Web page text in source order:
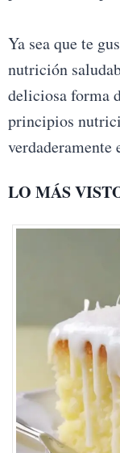
Ya sea que te
nutrición
deliciosa forma
principios
verdaderamente
LO MÁS